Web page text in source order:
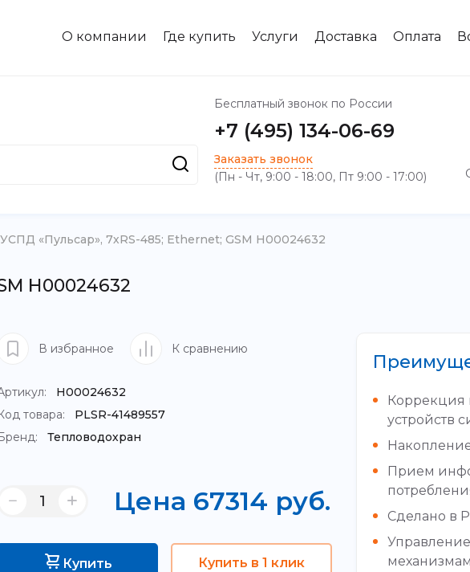
О компании Где купить Услуги Доставка Оплата
Бесплатный звонок по России
+7 (495) 134-06-69
Заказать звонок
(Пн - Чт, 9:00 - 18:00, Пт 9:00 - 17:00)
УСПД «Пульсар», 7хRS-485; Ethernet; GSM Н00024632
Н00024632
В избранное К сравнению
Н00024632
товара:
PLSR-41489557
Тепловодохран
Цена 67314 руб.
Купить Купить в 1 клик
Коррекция
устройств
Прием
Сделано в